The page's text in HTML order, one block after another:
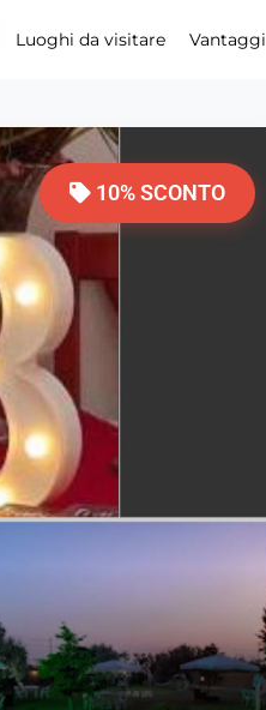
Luoghi da visitare Vantaggi
10% SCONTO